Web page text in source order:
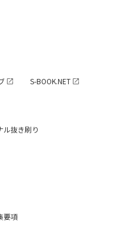
S-BOOK.NET
ル抜き刷り
要項